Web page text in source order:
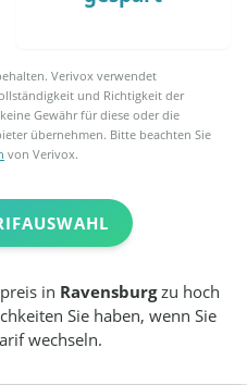
Verivox verwendet
und Richtigkeit der
Gewähr für diese oder die
übernehmen. Bitte beachten Sie
von Verivox.
in Ravensburgzu hoch
Sie haben, wenn Sie
wechseln.